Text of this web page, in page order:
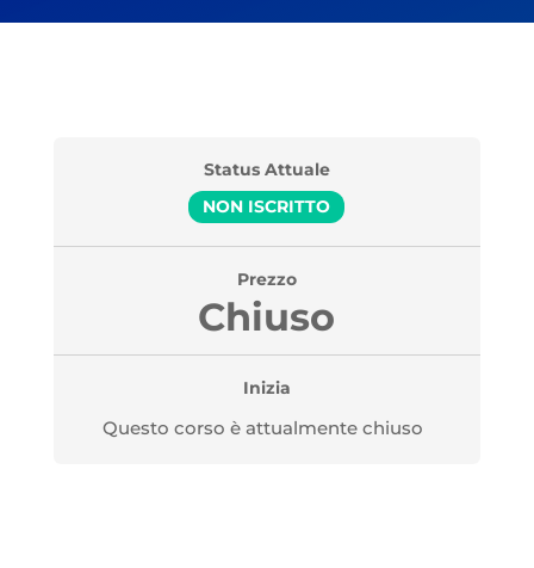
Status Attuale
NON ISCRITTO
Prezzo
Chiuso
Inizia
Questo corso è attualmente chiuso